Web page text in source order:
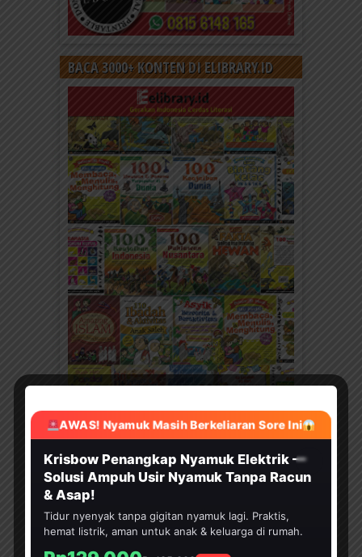
BACA 3000+ KONTEN DI ELIBRARY.ID
KATEGORI
Kategori
TERBARU
Download Ebook 60
AWAS! Nyamuk Masih Berkeliaran Sore Ini
HEMAT 30%
Krisbow Penangkap Nyamuk Elektrik —
Solusi Ampuh Usir Nyamuk Tanpa Racun
& Asap!
Tidur nyenyak tanpa gigitan nyamuk lagi. Praktis,
hemat listrik, aman untuk anak & keluarga di rumah.